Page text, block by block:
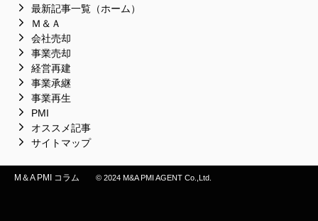
最新記事一覧（ホーム）
Ｍ＆Ａ
会社売却
事業売却
経営再建
事業承継
事業再生
PMI
オススメ記事
サイトマップ
M＆A PMI コラム © 2024 M&A PMI AGENT Co.,Ltd.